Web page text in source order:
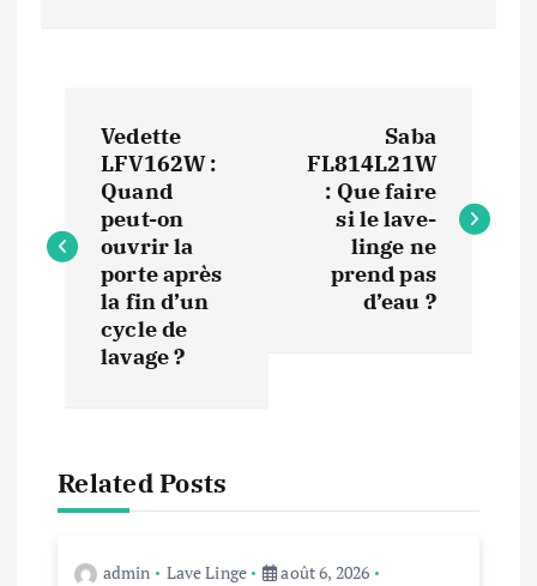
v
t
Vedette
LFV162W :
Quand
peut-on
ouvrir la
porte après
la fin d’un
cycle de
lavage ?
Saba
FL814L21W
: Que faire
si le lave-
linge ne
prend pas
d’eau ?
Related Posts
admin Lave Linge
août 6, 2026